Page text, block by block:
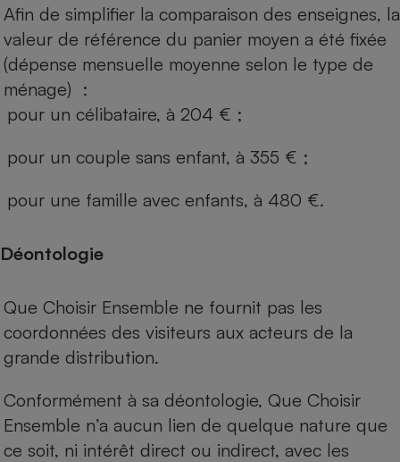
Afin de simplifier la comparaison des enseignes, la
valeur de référence du panier moyen a été fixée
(dépense mensuelle moyenne selon le type de
ménage) :
pour un célibataire, à 204 € ;
pour un couple sans enfant, à 355 € ;
pour une famille avec enfants, à 480 €.
Déontologie
Que Choisir Ensemble ne fournit pas les
coordonnées des visiteurs aux acteurs de la
grande distribution.
Conformément à sa déontologie, Que Choisir
Ensemble n’a aucun lien de quelque nature que
ce soit, ni intérêt direct ou indirect, avec les